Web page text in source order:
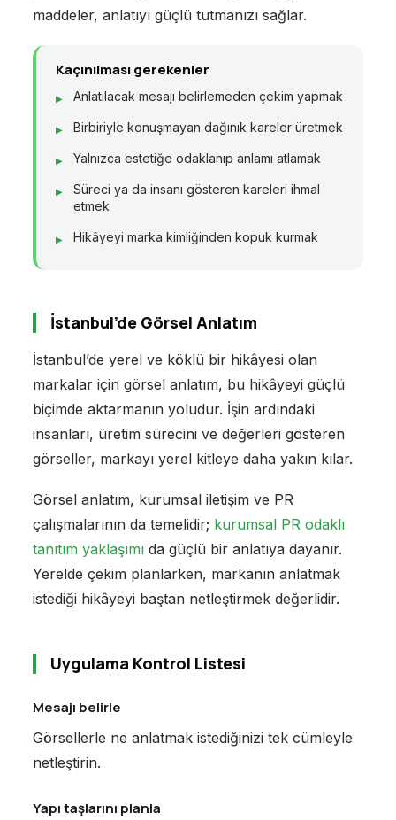
maddeler, anlatıyı güçlü tutmanızı sağlar.
Kaçınılması gerekenler
Anlatılacak mesajı belirlemeden çekim yapmak
Birbiriyle konuşmayan dağınık kareler üretmek
Yalnızca estetiğe odaklanıp anlamı atlamak
Süreci ya da insanı gösteren kareleri ihmal
etmek
Hikâyeyi marka kimliğinden kopuk kurmak
İstanbul’de Görsel Anlatım
İstanbul’de yerel ve köklü bir hikâyesi olan
markalar için görsel anlatım, bu hikâyeyi güçlü
biçimde aktarmanın yoludur. İşin ardındaki
insanları, üretim sürecini ve değerleri gösteren
görseller, markayı yerel kitleye daha yakın kılar.
Görsel anlatım, kurumsal iletişim ve PR
çalışmalarının da temelidir; kurumsal PR odaklı
tanıtım yaklaşımıda güçlü bir anlatıya dayanır.
Yerelde çekim planlarken, markanın anlatmak
istediği hikâyeyi baştan netleştirmek değerlidir.
Uygulama Kontrol Listesi
Mesajı belirle
Görsellerle ne anlatmak istediğinizi tek cümleyle
netleştirin.
Yapı taşlarını planla